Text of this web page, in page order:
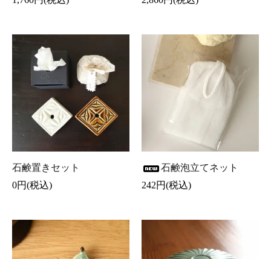
石鹸置きセット
0円(税込)
石鹸泡立てネット
242円(税込)